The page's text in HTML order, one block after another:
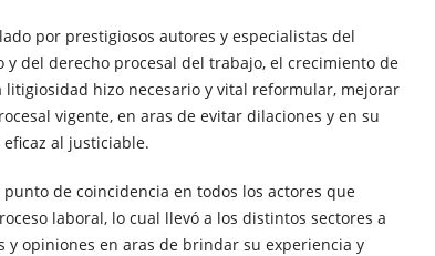
por prestigiosos autores y especialistas del
y del derecho procesal del trabajo, el crecimiento de
litigiosidad hizo necesario y vital reformular, mejorar
vigente, en aras de evitar dilaciones y en su
al justiciable.
de coincidencia en todos los actores que
laboral, lo cual llevó a los distintos sectores a
y opiniones en aras de brindar su experiencia y